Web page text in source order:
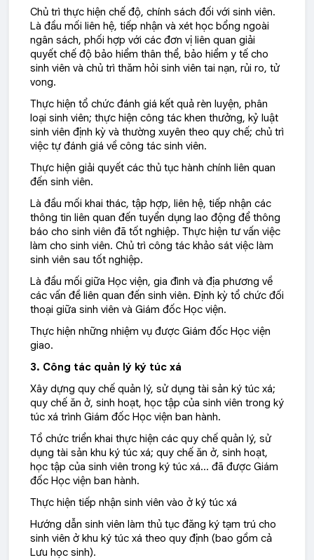
Chủ trì thực hiện chế độ, chính sách đối với sinh viên.
Là đầu mối liên hệ, tiếp nhận và xét học bổng ngoài
ngân sách, phối hợp với các đơn vị liên quan giải
quyết chế độ bảo hiểm thân thể, bảo hiểm y tế cho
sinh viên và chủ trì thăm hỏi sinh viên tai nạn, rủi ro, tử
vong.
Thực hiện tổ chức đánh giá kết quả rèn luyện, phân
loại sinh viên; thực hiện công tác khen thưởng, kỷ luật
sinh viên định kỳ và thường xuyên theo quy chế; chủ trì
việc tự đánh giá về công tác sinh viên.
Thực hiện giải quyết các thủ tục hành chính liên quan
đến sinh viên.
Là đầu mối khai thác, tập hợp, liên hệ, tiếp nhận các
thông tin liên quan đến tuyển dụng lao động để thông
báo cho sinh viên đã tốt nghiệp. Thực hiện tư vấn việc
làm cho sinh viên. Chủ trì công tác khảo sát việc làm
sinh viên sau tốt nghiệp.
Là đầu mối giữa Học viện, gia đình và địa phương về
các vấn đề liên quan đến sinh viên. Định kỳ tổ chức đối
thoại giữa sinh viên và Giám đốc Học viện.
Thực hiện những nhiệm vụ được Giám đốc Học viện
giao.
3. Công tác quản lý ký túc xá
Xây dựng quy chế quản lý, sử dụng tài sản ký túc xá;
quy chế ăn ở, sinh hoạt, học tập của sinh viên trong ký
túc xá trình Giám đốc Học viện ban hành.
Tổ chức triển khai thực hiện các quy chế quản lý, sử
dụng tài sản khu ký túc xá; quy chế ăn ở, sinh hoạt,
học tập của sinh viên trong ký túc xá… đã được Giám
đốc Học viện ban hành.
Thực hiện tiếp nhận sinh viên vào ở ký túc xá
Hướng dẫn sinh viên làm thủ tục đăng ký tạm trú cho
sinh viên ở khu ký túc xá theo quy định (bao gồm cả
Lưu học sinh).